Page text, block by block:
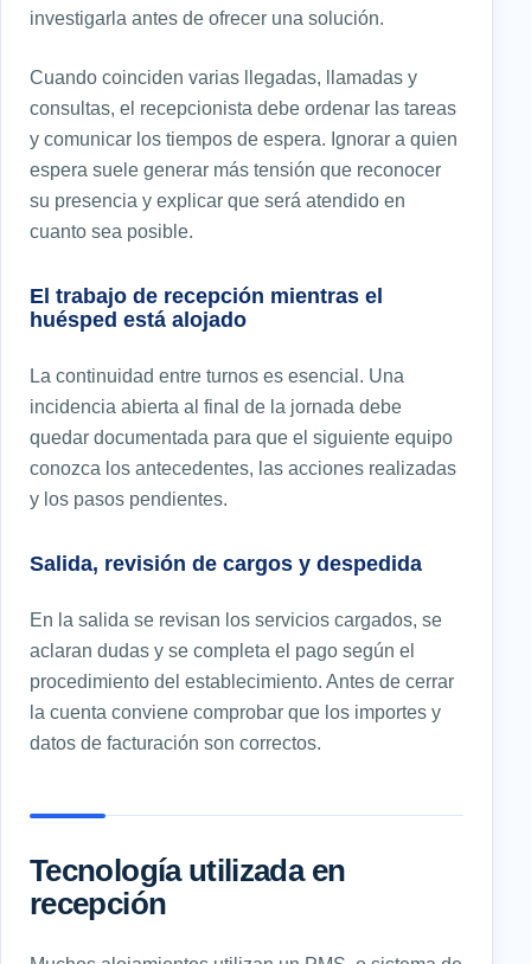
investigarla antes de ofrecer una solución.
Cuando coinciden varias llegadas, llamadas y
consultas, el recepcionista debe ordenar las tareas
y comunicar los tiempos de espera. Ignorar a quien
espera suele generar más tensión que reconocer
su presencia y explicar que será atendido en
cuanto sea posible.
El trabajo de recepción mientras el
huésped está alojado
La continuidad entre turnos es esencial. Una
incidencia abierta al final de la jornada debe
quedar documentada para que el siguiente equipo
conozca los antecedentes, las acciones realizadas
y los pasos pendientes.
Salida, revisión de cargos y despedida
En la salida se revisan los servicios cargados, se
aclaran dudas y se completa el pago según el
procedimiento del establecimiento. Antes de cerrar
la cuenta conviene comprobar que los importes y
datos de facturación son correctos.
Tecnología utilizada en
recepción